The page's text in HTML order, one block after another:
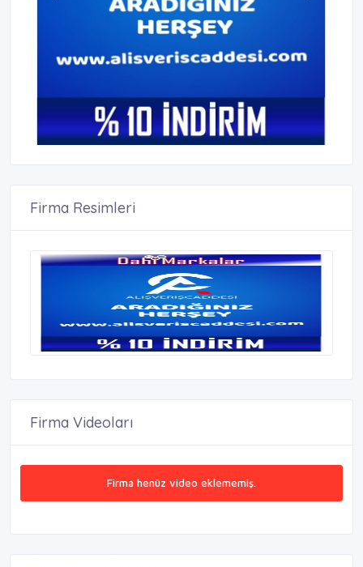
Firma Resimleri
Firma Videoları
Firma henüz video eklememiş.